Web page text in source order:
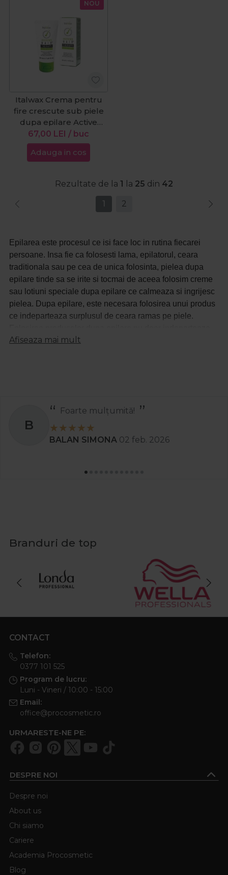
NOU
Italwax Crema pentru
fire crescute sub piele
dupa epilare Active
Paste Ingrown 30ml
67,00 LEI / buc
Adauga in cos
Rezultate de la 1 la 25 din 42
1 2
Epilarea este procesul ce isi face loc in rutina fiecarei
persoane. Insa fie ca folosesti lama, epilatorul, ceara
traditionala sau pe cea de unica folosinta, pielea dupa
epilare tinde sa se irite si tocmai de aceea folosim creme
sau lotiuni speciale dupa epilare ce calmeaza si ingrijesc
pielea. Dupa epilare, este necesara folosirea unui produs
ce indeparteaza surplusul de ceara ramas pe piele.
ceara, dar si hidrateaza pielea si o calmeaza.
calmeaza roseata si iritarea. Complexul de ingrediente din
compozitia produselor contribuie la incetinirea cresterii
firelor de par, care devine mai subtire si cu radacina mai
variata de produse pentru ingrijirea pielii dupa epilare de
Afiseaza mai mult
S
Recomand
Stanciu Aura Andreea 02 apr. 2025
Branduri de top
CONTACT
Telefon:
0377 101 525
Program de lucru:
Luni - Vineri / 10:00 - 15:00
Email:
office@procosmetic.ro
URMARESTE-NE PE:
DESPRE NOI
Despre noi
About us
Chi siamo
Cariere
Academia Procosmetic
Blog